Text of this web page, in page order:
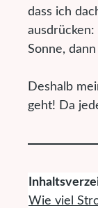
dass ich
Sonne,
Deshalb
geht! Da
Wie viel